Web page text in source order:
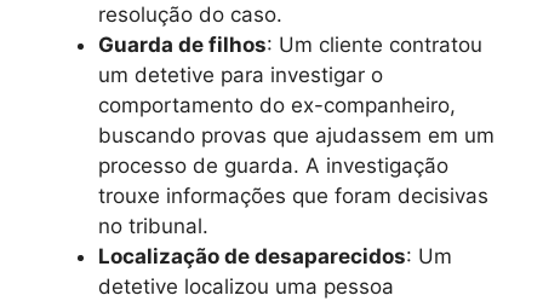
resolução do caso.
Guarda de filhos: Um cliente contratou
um detetive para investigar o
comportamento do ex-companheiro,
buscando provas que ajudassem em um
processo de guarda. A investigação
trouxe informações que foram decisivas
no tribunal.
Localização de desaparecidos: Um
detetive localizou uma pessoa